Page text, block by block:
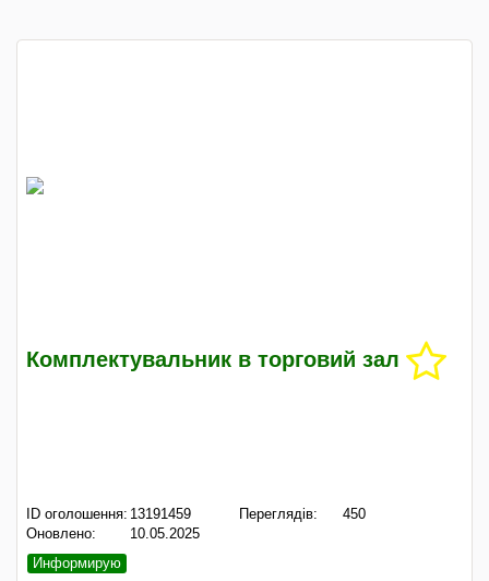
Комплектувальник в торговий зал
ID оголошення: 13191459
Оновлено:
10.05.2025
Переглядів: 450
Информирую